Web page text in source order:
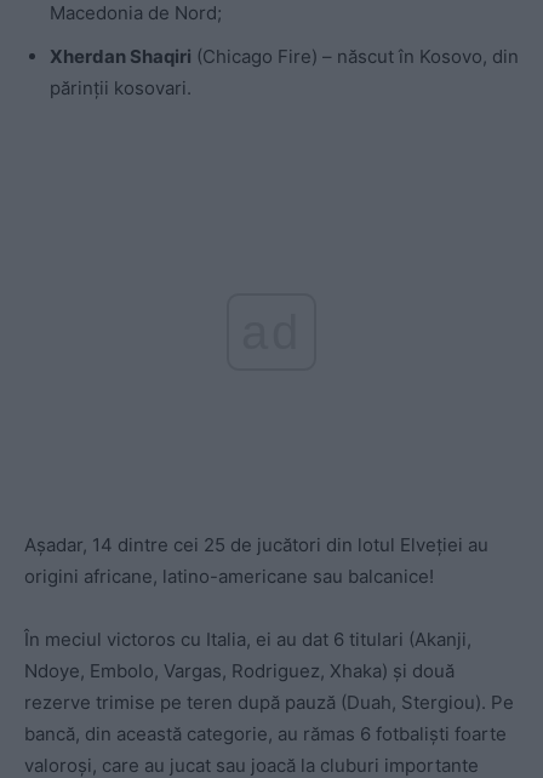
Macedonia de Nord;
Xherdan Shaqiri (Chicago Fire) – născut în Kosovo, din
părinții kosovari.
Așadar, 14 dintre cei 25 de jucători din lotul Elveției au
origini africane, latino-americane sau balcanice!
În meciul victoros cu Italia, ei au dat 6 titulari (Akanji,
Ndoye, Embolo, Vargas, Rodriguez, Xhaka) și două
rezerve trimise pe teren după pauză (Duah, Stergiou). Pe
bancă, din această categorie, au rămas 6 fotbaliști foarte
valoroși, care au jucat sau joacă la cluburi importante